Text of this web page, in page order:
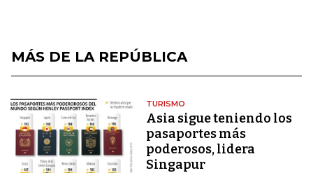
MÁS DE LA REPÚBLICA
TURISMO
Asia sigue teniendo los
pasaportes más
poderosos, lidera
Singapur